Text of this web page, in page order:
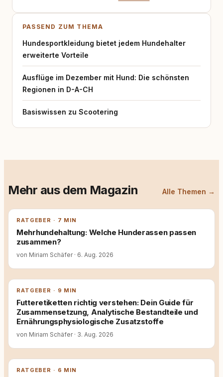
PASSEND ZUM THEMA
Hundesportkleidung bietet jedem Hundehalter
erweiterte Vorteile
Ausflüge im Dezember mit Hund: Die schönsten
Regionen in D-A-CH
Basiswissen zu Scootering
Mehr aus dem Magazin Alle Themen →
RATGEBER · 7 MIN
Mehrhundehaltung: Welche Hunderassen passen
zusammen?
von Miriam Schäfer · 6. Aug. 2026
RATGEBER · 9 MIN
Futteretiketten richtig verstehen: Dein Guide für
Zusammensetzung, Analytische Bestandteile und
Ernährungsphysiologische Zusatzstoffe
von Miriam Schäfer · 3. Aug. 2026
RATGEBER · 6 MIN